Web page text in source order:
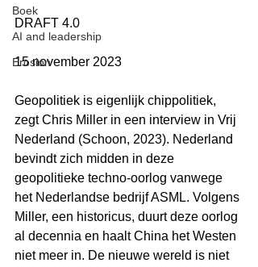
Boek
AI and leadership
Erosion
DRAFT 4.0
15 november 2023
Geopolitiek is eigenlijk chippolitiek,
zegt Chris Miller in een interview in Vrij
Nederland (Schoon, 2023). Nederland
bevindt zich midden in deze
geopolitieke techno-oorlog vanwege
het Nederlandse bedrijf ASML. Volgens
Miller, een historicus, duurt deze oorlog
al decennia en haalt China het Westen
niet meer in. De nieuwe wereld is niet